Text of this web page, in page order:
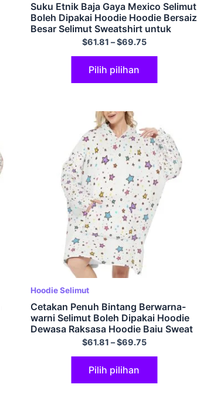
Suku Etnik Baja Gaya Mexico Selimut
Boleh Dipakai Hoodie Hoodie Bersaiz
Besar Selimut Sweatshirt untuk
Wanita Dewasa Hadiah Lelaki
$61.81 –$69.75
Pilih pilihan
Hoodie Selimut
Cetakan Penuh Bintang Berwarna-
warni Selimut Boleh Dipakai Hoodie
Dewasa Raksasa Hoodie Baju Sweat
Selesa Barangan Kawaii Hadiah Hari
$61.81 –$69.75
Pilih pilihan